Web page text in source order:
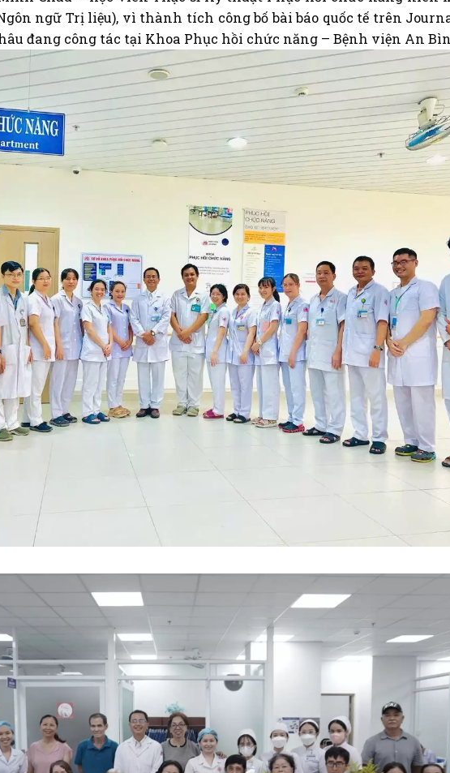
ngữ Trị liệu), vì thành tích công bố bài báo quốc tế trên
đang công tác tại Khoa Phục hồi chức năng – Bệnh viện An